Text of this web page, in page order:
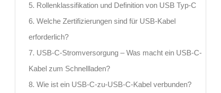
5. Rollenklassifikation und Definition von USB Typ-C
6. Welche Zertifizierungen sind für USB-Kabel
erforderlich?
7. USB-C-Stromversorgung – Was macht ein USB-C-
Kabel zum Schnellladen?
8. Wie ist ein USB-C-zu-USB-C-Kabel verbunden?